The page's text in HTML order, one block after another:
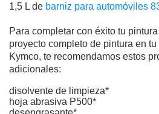
1,5 L de barniz para automóviles
Para completar con éxito tu
proyecto completo de pintura en
Kymco, te recomendamos estos
adicionales:
disolvente de limpieza*
hoja abrasiva P500*